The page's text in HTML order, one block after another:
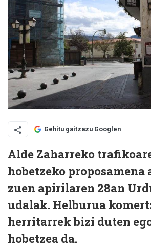
Gehitu gaitzazu Googlen
Alde Zaharreko
hobetzeko proposamena
zuen apirilaren 28an
udalak. Helburua
herritarrek bizi duten
hobetzea da.